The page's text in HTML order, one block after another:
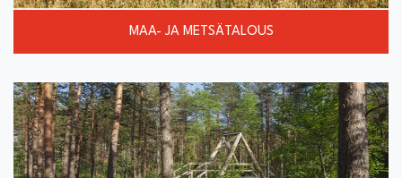
MAA- JA METSÄTALOUS